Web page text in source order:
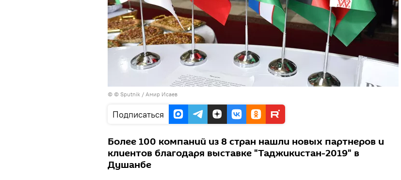
© © Sputnik / Амир Исаев
Подписаться
Более 100 компаний из 8 стран нашли новых партнеров и
клиентов благодаря выставке "Таджикистан-2019" в
Душанбе